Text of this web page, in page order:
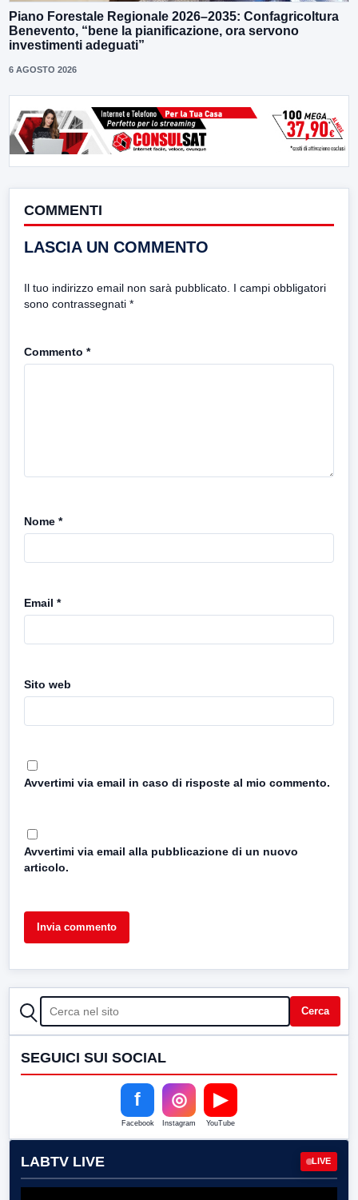
Piano Forestale Regionale 2026–2035: Confagricoltura
Benevento, “bene la pianificazione, ora servono
investimenti adeguati”
6 AGOSTO 2026
COMMENTI
LASCIA UN COMMENTO
Il tuo indirizzo email non sarà pubblicato. I campi obbligatori
sono contrassegnati *
Commento *
Nome *
Email *
Sito web
Avvertimi via email in caso di risposte al mio commento.
Avvertimi via email alla pubblicazione di un nuovo
articolo.
CERCA Cerca
SEGUICI SUI SOCIAL
f
Facebook
◎
Instagram
▶
YouTube
LABTV LIVE LIVE